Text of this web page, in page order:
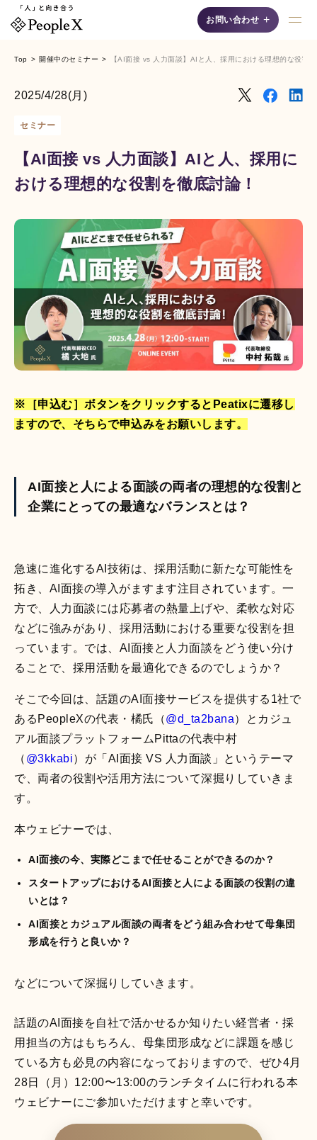
自然な対話"で候補者の
魅力を最大限に引き出
す、認知度No.1の「対
話型AI面接サービス」
です。
活躍支援AIシリーズ
ロープレに対応し、即
時に評価と改善提案も
できる「対話型AIロー
面談で引き出し、組織
の課題と改善案を可視
化する「対話型AI面
評価支援AIシリーズ
AIスキルインテリ
ジェンス
AIとの対話を通じて、
客観的に評価するスキ
ルインテリジェンスシ
AI顧客評価
顧客との商談を解析す
ることで、個人・企業
に対する顧客の評価や
反応を多角的・客観的
に評価するNPSサービ
部下や同僚からの個人
の評判を収集・解析
360度フィード
バックサービスです。
営業支援AIシリーズ
お問い合わせ +
Top 開催中のセミナー 【AI面接 vs 人力面談】AIと人、採用における理想的な役割
2025/4/28(月)
セミナー
【AI面接 vs 人力面談】AIと人、採用に
おける理想的な役割を徹底討論！
※［申込む］ボタンをクリックするとPeatixに遷移し
ますので、そちらで申込みをお願いします。
AI面接と人による面談の両者の理想的な役割と
企業にとっての最適なバランスとは？
急速に進化するAI技術は、採用活動に新たな可能性を
拓き、AI面接の導入がますます注目されています。一
方で、人力面談には応募者の熱量上げや、柔軟な対応
などに強みがあり、採用活動における重要な役割を担
っています。では、AI面接と人力面談をどう使い分け
ることで、採用活動を最適化できるのでしょうか？
そこで今回は、話題のAI面接サービスを提供する1社で
あるPeopleXの代表・橘氏（@d_ta2bana）とカジュ
アル面談プラットフォームPittaの代表中村
（ @3kkabi）が「AI面接 VS 人力面談」というテーマ
で、両者の役割や活用方法について深掘りしていきま
す。
本ウェビナーでは、
AI面接の今、実際どこまで任せることができるのか？
スタートアップにおけるAI面接と人による面談の役割の違
いとは？
AI面接とカジュアル面談の両者をどう組み合わせて母集団
形成を行うと良いか？
などについて深掘りしていきます。
話題のAI面接を自社で活かせるか知りたい経営者・採
用担当の方はもちろん、母集団形成などに課題を感じ
ている方も必見の内容になっておりますので、ぜひ4月
28日（月）12:00〜13:00のランチタイムに行われる本
ウェビナーにご参加いただけますと幸いです。